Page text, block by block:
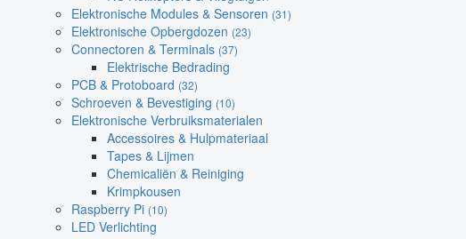
Elektronische Modules & Sensoren (31)
Elektronische Opbergdozen (23)
Connectoren & Terminals (37)
Elektrische Bedrading
PCB & Protoboard (32)
Schroeven & Bevestiging (10)
Elektronische Verbruiksmaterialen
Accessoires & Hulpmateriaal
Tapes & Lijmen
Chemicaliën & Reiniging
Krimpkousen
Raspberry Pi (10)
LED Verlichting